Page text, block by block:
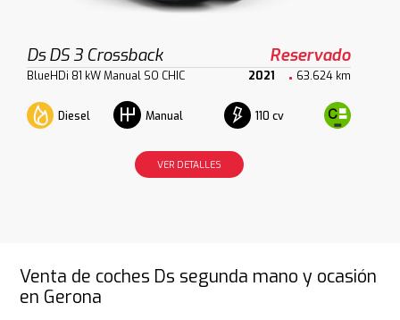
Ds DS 3 Crossback Reservado
BlueHDi 81 kW Manual SO CHIC 2021 63.624 km
Diesel Manual 110 cv
VER DETALLES
Venta de coches Ds segunda mano y ocasión
en Gerona